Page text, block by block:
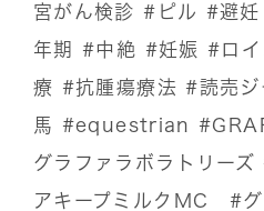
宮がん検診 #ピル #避妊
年期
#中絶 #妊娠 #ロ
療 #抗腫瘍療法 #読売ジ
馬
#equestrian
グラファラボラトリーズ
アキープミルクMC
#